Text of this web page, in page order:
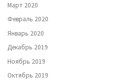
Март 2020
Февраль 2020
Январь 2020
Декабрь 2019
Ноябрь 2019
Октябрь 2019